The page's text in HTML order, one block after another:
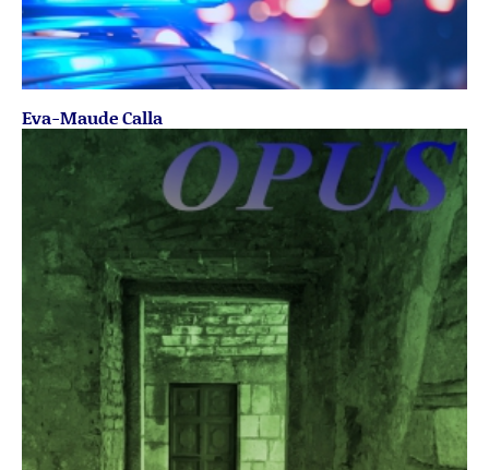
Eva-Maude Calla